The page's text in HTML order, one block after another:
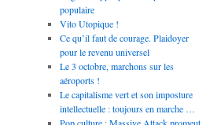
populaire
Vito Utopique !
Ce qu’il faut de courage. Plaidoyer
pour le revenu universel
Le 3 octobre, marchons sur les
aéroports !
Le capitalisme vert et son imposture
intellectuelle : toujours en marche …
Pop culture : Massive Attack promeut